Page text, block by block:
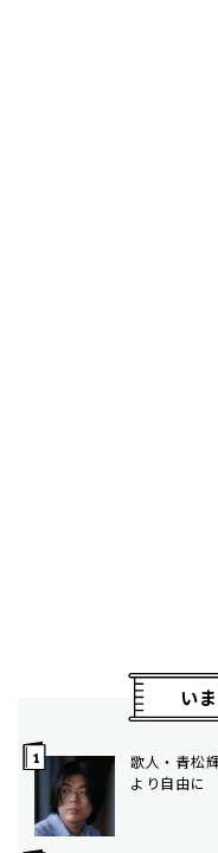
い
歌人・青松
より自由に